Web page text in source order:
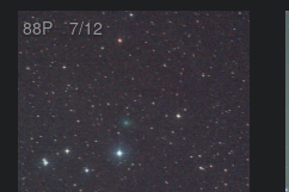
88P 7/12